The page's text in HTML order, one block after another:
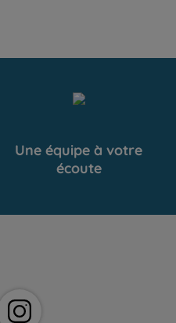
Une équipe à votre
écoute